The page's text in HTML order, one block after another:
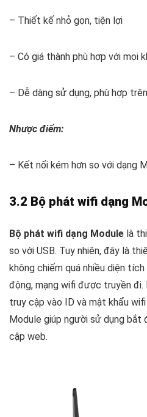
– Thiết kế nhỏ gọn, tiện lợi
– Có giá thành phù hợp với mọi
– Dễ dàng sử dụng, phù hợp
Nhược điểm:
– Kết nối kém hơn so với dạng
3.2 Bộ phát wifi dạng
Bộ phát wifi dạng Module là
so với USB. Tuy nhiên, đây là
không chiếm quá nhiều diện
động, mạng wifi được truyền đi.
truy cập vào ID và mật khẩu
Module giúp người sử dụng bắt
cập web.